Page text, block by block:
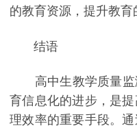
的教育资源，提升教育
结语
高中生教学质量监
育信息化的进步，是
理效率的重要手段。